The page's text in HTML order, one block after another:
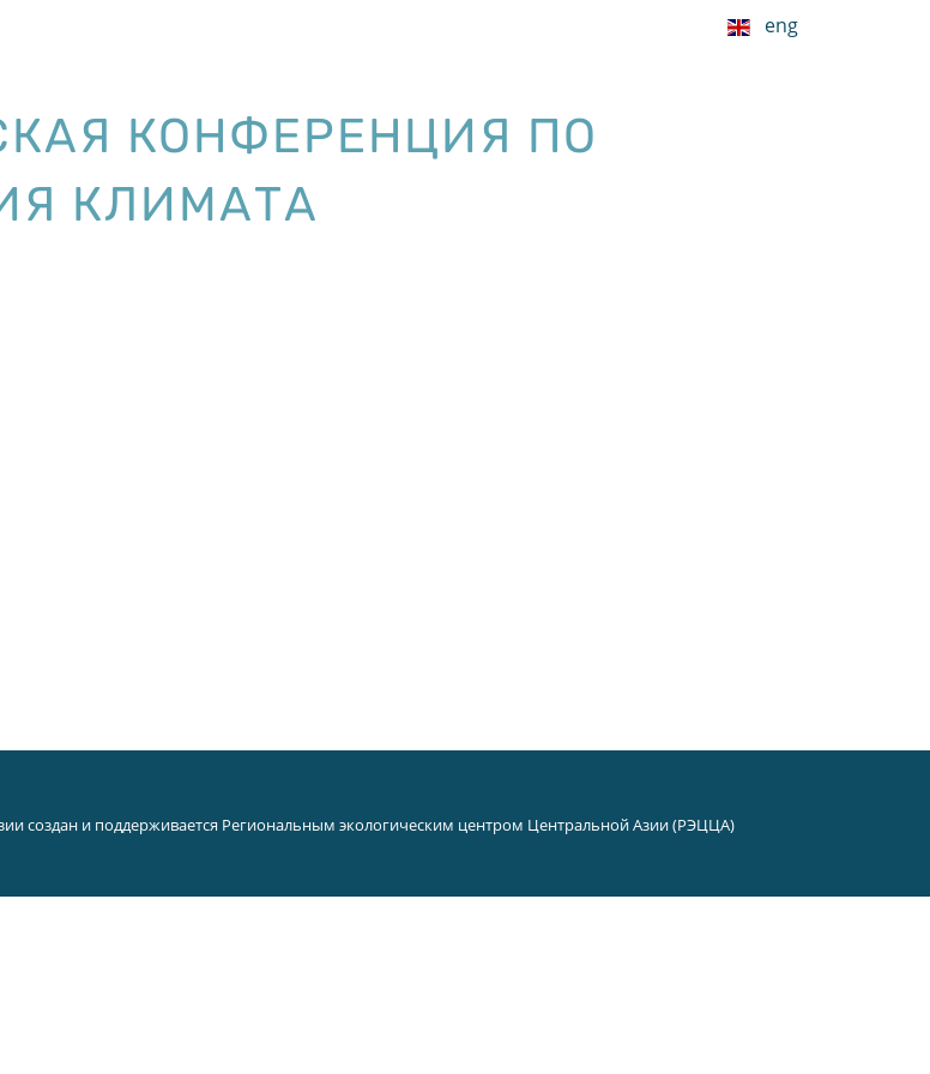
eng
КОНФЕРЕНЦИЯ ПО
КЛИМАТА
создан и поддерживается Региональным экологическим центром Центральной Азии (РЭЦЦА)